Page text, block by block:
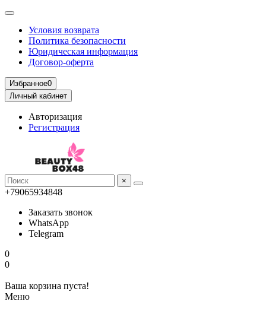
Условия возврата
Политика безопасности
Юридическая информация
Договор-оферта
Избранное0
Личный кабинет
Авторизация
Регистрация
×
+79065934848
Заказать звонок
WhatsApp
Telegram
0
0
Ваша корзина пуста!
Меню